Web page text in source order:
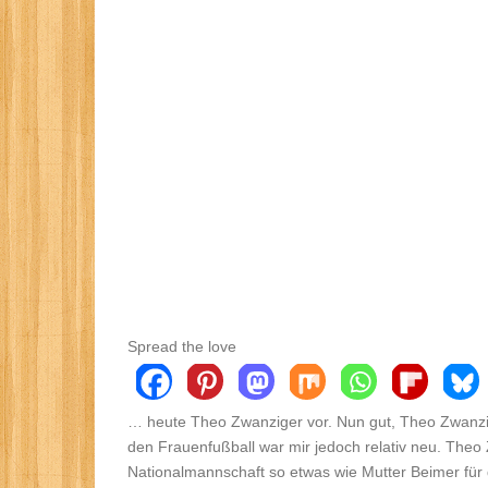
Spread the love
… heute Theo Zwanziger vor. Nun gut, Theo
den Frauenfußball war mir jedoch relativ neu.
Nationalmannschaft so etwas wie Mutter Beimer